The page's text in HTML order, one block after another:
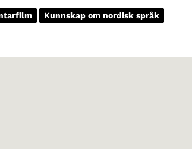
Kunnskap om nordisk språk